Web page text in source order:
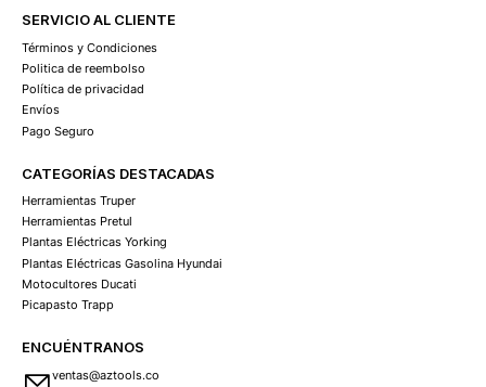
SERVICIO AL CLIENTE
Términos y Condiciones
Politica de reembolso
Política de privacidad
Envíos
Pago Seguro
CATEGORÍAS DESTACADAS
Herramientas Truper
Herramientas Pretul
Plantas Eléctricas Yorking
Plantas Eléctricas Gasolina Hyundai
Motocultores Ducati
Picapasto Trapp
ENCUÉNTRANOS
ventas@aztools.co